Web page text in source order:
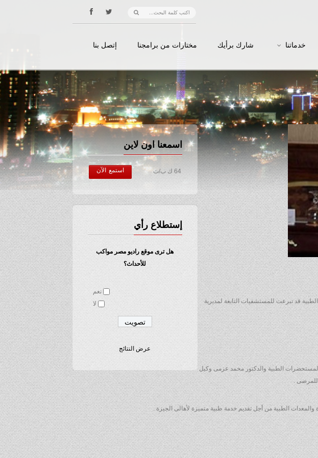
خدماتنا شارك برأيك مختارات من برامجنا إتصل بنا
اسمعنا اون لاين
64 ك ب/ث استمع الآن
إستطلاع رأي
هل ترى موقع راديو مصر مواكب
للأحداث؟
نعم
لا
عرض النتائج
قد تبرعت للمستشفيات التابعة لمديرية
الطبية والدكتور محمد عزمى وكيل
للمرضى .
الطبية من أجل تقديم خدمة طبية متميزة لأهالى الجيزة .